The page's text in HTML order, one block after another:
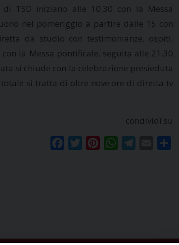
TSD iniziano alle 10.30 con la Messa
nel pomeriggio a partire dalle 15 con
da studio con testimonianze, ospiti,
la Messa pontificale, seguita alle 21.30
si chiude con la celebrazione presieduta
totale si tratta di oltre nove ore di diretta tv
condividi su
FacebookTwitterPinterestWhatsAppTelegram
Email